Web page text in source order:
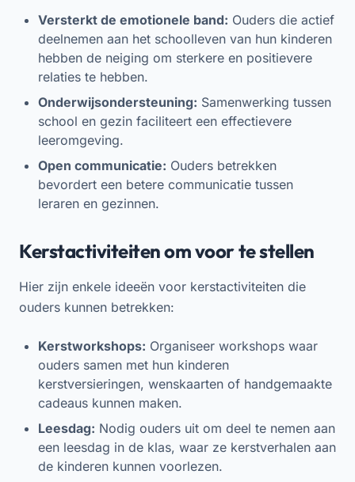
Versterkt de emotionele band: Ouders die actief
deelnemen aan het schoolleven van hun kinderen
hebben de neiging om sterkere en positievere
relaties te hebben.
Onderwijsondersteuning: Samenwerking tussen
school en gezin faciliteert een effectievere
leeromgeving.
Open communicatie: Ouders betrekken
bevordert een betere communicatie tussen
leraren en gezinnen.
Kerstactiviteiten om voor te stellen
Hier zijn enkele ideeën voor kerstactiviteiten die
ouders kunnen betrekken:
Kerstworkshops: Organiseer workshops waar
ouders samen met hun kinderen
kerstversieringen, wenskaarten of handgemaakte
cadeaus kunnen maken.
Leesdag: Nodig ouders uit om deel te nemen aan
een leesdag in de klas, waar ze kerstverhalen aan
de kinderen kunnen voorlezen.